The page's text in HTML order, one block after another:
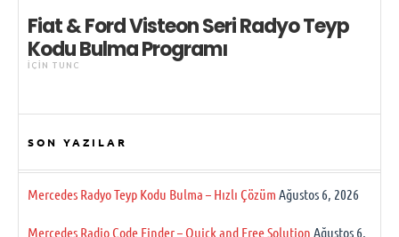
Fiat & Ford Visteon Seri Radyo Teyp
Kodu Bulma Programı
IÇIN TUNC
SON YAZILAR
Mercedes Radyo Teyp Kodu Bulma – Hızlı Çözüm Ağustos 6, 2026
Mercedes Radio Code Finder – Quick and Free Solution Ağustos 6,